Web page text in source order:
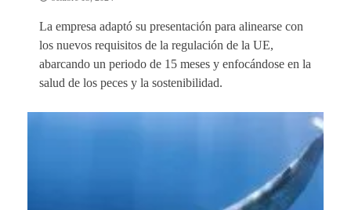
La empresa adaptó su presentación para alinearse con
los nuevos requisitos de la regulación de la UE,
abarcando un periodo de 15 meses y enfocándose en la
salud de los peces y la sostenibilidad.